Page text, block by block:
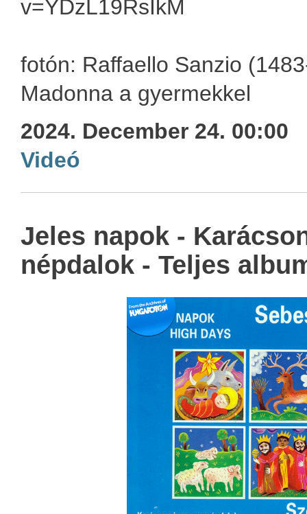
v=YDzL19RsIkM
fotón: Raffaello Sanzio
Madonna a gyermekkel
2024. December 24. 00:00
Videó
Jeles napok -
népdalok - Teljes